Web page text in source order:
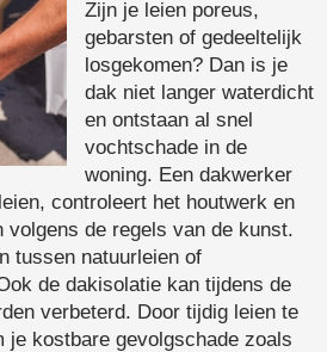
Zijn je leien poreus,
gebarsten of gedeeltelijk
losgekomen? Dan is je
dak niet langer waterdicht
en ontstaan al snel
vochtschade in de
woning. Een dakwerker
controleert het houtwerk en
volgens de regels van de kunst.
tussen natuurleien of
de dakisolatie kan tijdens de
verbeterd. Door tijdig leien te
je kostbare gevolgschade zoals